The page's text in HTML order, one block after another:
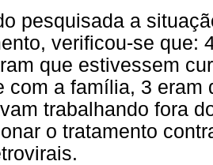
pesquisada a
verificou-se que:
que estivessem
com a família, 3
trabalhando fora
o tratamento